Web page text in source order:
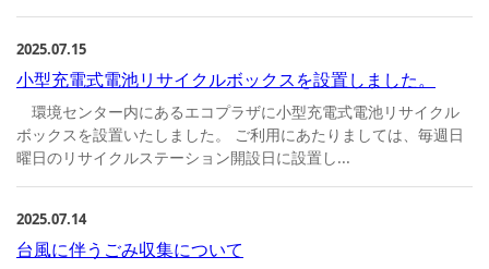
2025.07.15
小型充電式電池リサイクルボックスを設置しました。
環境センター内にあるエコプラザに小型充電式電池リサイクル
ボックスを設置いたしました。 ご利用にあたりましては、毎週日
曜日のリサイクルステーション開設日に設置し...
2025.07.14
台風に伴うごみ収集について